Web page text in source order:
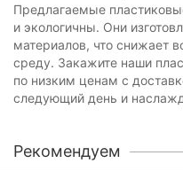
Предлагаемые
и экологичны. Они
материалов, что снижает
среду. Закажите наши
по низким ценам с
следующий день и
Рекомендуем